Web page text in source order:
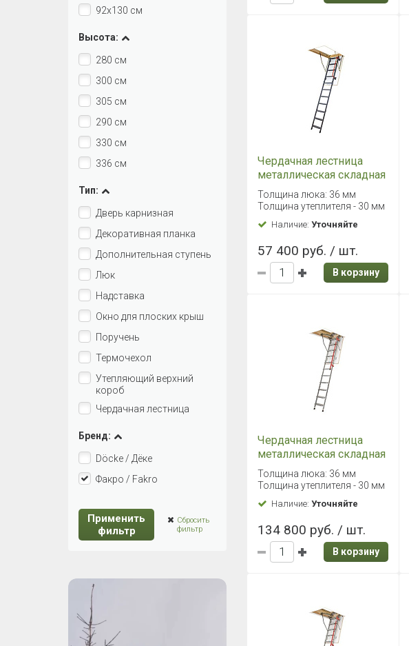
Чердачная лестница
металлическая складная
Fakro LMK 70х140/280
Толщина люка: 36 мм
Толщина утеплителя - 30 мм
Наличие: Уточняйте
57 400 руб. / шт.
В корзину
Чердачная лестница
металлическая складная
Fakro LML 60х120/280
Толщина люка: 36 мм
Толщина утеплителя - 30 мм
Наличие: Уточняйте
134 800 руб. / шт.
В корзину
92х130 см
Высота:
280 см
300 см
305 см
290 см
330 см
336 см
Тип:
Дверь карнизная
Декоративная планка
Дополнительная ступень
Люк
Надставка
Окно для плоских крыш
Поручень
Термочехол
Утепляющий верхний
короб
Чердачная лестница
Бренд:
Döcke / Дёке
Факро / Fakro
Применить
фильтр
Сбросить
фильтр